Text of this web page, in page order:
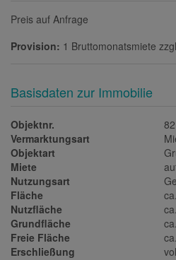
Preis auf Anfrage
Provision: 1 Bruttomonatsmiete
Basisdaten zur Immobilie
Objektnr.
82
Vermarktungsart
Objektart
Miete
Nutzungsart
Fläche
Nutzfläche
Grundfläche
Freie Fläche
Erschließung